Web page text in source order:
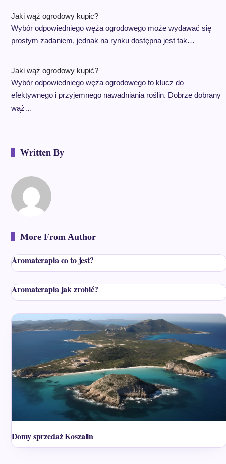
Jaki wąż ogrodowy kupic?
Wybór odpowiedniego węża ogrodowego może wydawać się
prostym zadaniem, jednak na rynku dostępna jest tak…
Jaki wąż ogrodowy kupić?
Wybór odpowiedniego węża ogrodowego to klucz do
efektywnego i przyjemnego nawadniania roślin. Dobrze dobrany
wąż…
Written By
More From Author
Aromaterapia co to jest?
Aromaterapia jak zrobić?
Domy sprzedaż Koszalin